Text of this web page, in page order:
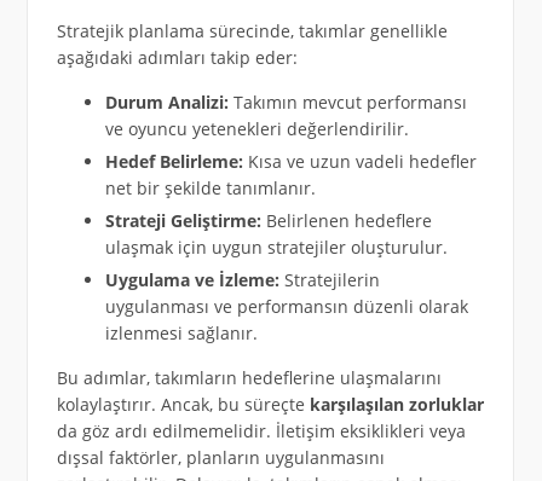
Stratejik planlama sürecinde, takımlar genellikle
aşağıdaki adımları takip eder:
Durum Analizi: Takımın mevcut performansı
ve oyuncu yetenekleri değerlendirilir.
Hedef Belirleme: Kısa ve uzun vadeli hedefler
net bir şekilde tanımlanır.
Strateji Geliştirme: Belirlenen hedeflere
ulaşmak için uygun stratejiler oluşturulur.
Uygulama ve İzleme: Stratejilerin
uygulanması ve performansın düzenli olarak
izlenmesi sağlanır.
Bu adımlar, takımların hedeflerine ulaşmalarını
kolaylaştırır. Ancak, bu süreçte karşılaşılan zorluklar
da göz ardı edilmemelidir. İletişim eksiklikleri veya
dışsal faktörler, planların uygulanmasını